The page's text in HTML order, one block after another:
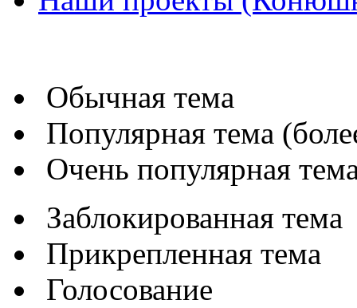
Обычная тема
Популярная тема
Очень популярная
Заблокированная тема
Прикрепленная тема
Голосование